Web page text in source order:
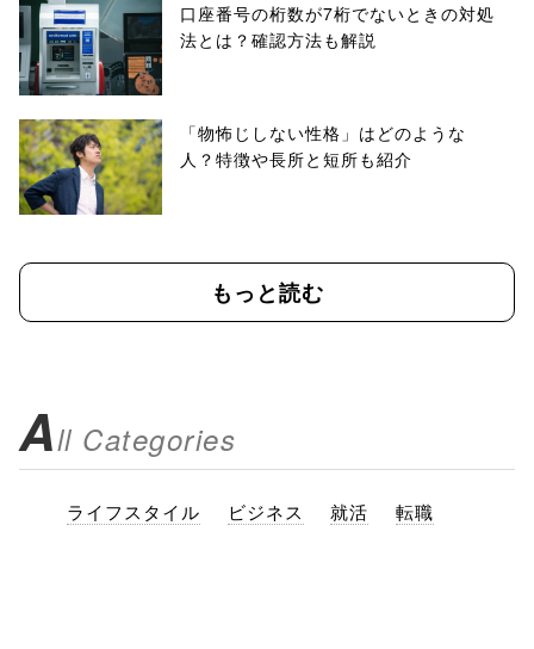
口座番号の桁数が7桁でないときの対処
法とは？確認方法も解説
「物怖じしない性格」はどのような
人？特徴や長所と短所も紹介
もっと読む
All Categories
ライフスタイル ビジネス 就活 転職